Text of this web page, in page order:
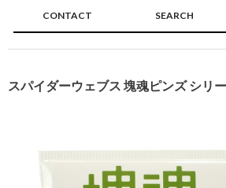
CONTACT SEARCH
スパイダーウェブス 塊魂ピンズ シリ